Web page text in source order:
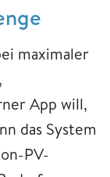
maximaler
App will,
das System
PV-